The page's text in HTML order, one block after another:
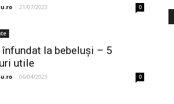
- 21/07/2023 0
înfundat la bebeluși – 5
utile
- 06/04/2023 0